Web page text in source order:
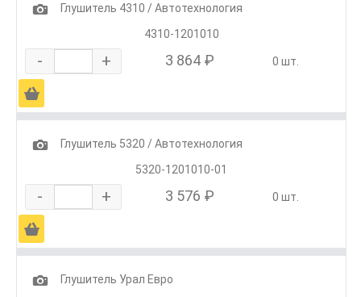
1
Глушитель 4310 / Автотехнология
4310-1201010
- + 3 864 ₽ 0 шт.
Ä
1
Глушитель 5320 / Автотехнология
5320-1201010-01
- + 3 576 ₽ 0 шт.
Ä
1
Глушитель Урал Евро